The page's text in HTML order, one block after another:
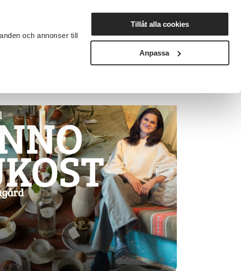
och annonser till
Tillåt alla cookies
Anpassa
Nyheter Avdelningar